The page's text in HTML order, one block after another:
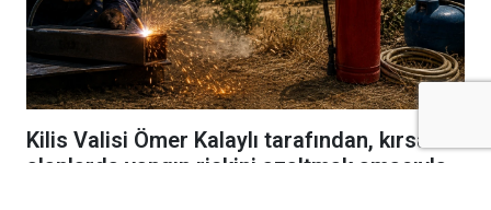
Kilis Valisi Ömer Kalaylı tarafından, kırsal
alanlarda yangın riskini azaltmak amacıyla